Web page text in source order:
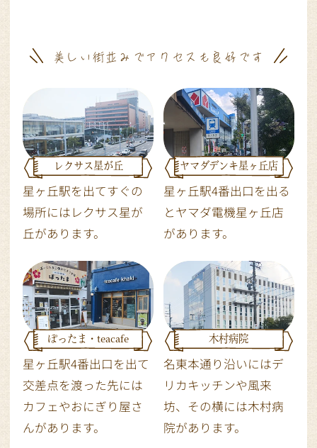
美しい街並みでアクセスも良好です
レクサス星が丘
星ヶ丘駅を出てすぐの
場所にはレクサス星が
丘があります。
ヤマダデンキ星ヶ丘店
星ヶ丘駅4番出口を出る
とヤマダ電機星ヶ丘店
があります。
ぽったま・teacafe
星ヶ丘駅4番出口を出て
交差点を渡った先には
カフェやおにぎり屋さ
んがあります。
木村病院
名東本通り沿いにはデ
リカキッチンや風来
坊、その横には木村病
院があります。